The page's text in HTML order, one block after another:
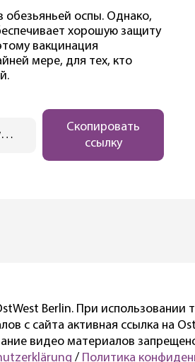
обезьяньей оспы. Однако,
хорошую защиту
вакцинация
мере, для тех, кто
https://ostwest.tv/news/obezyanya-ospa-prishla-v-germaniju/
Скопировать
ссылку
Berlin. При использовании
с сайта активная ссылка на
видео материалов
/ Политика